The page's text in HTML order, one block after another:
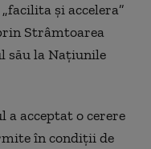
și accelera”
Strâmtoarea
său la Națiunile
a acceptat o cerere
în condiții de